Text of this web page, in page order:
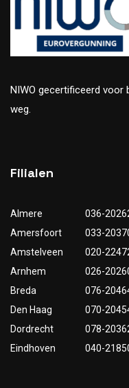
NIWO gecertificeerd voor
weg.
Filialen
Almere
036-
Amersfoort
033-
Amstelveen
020-
Arnhem
026-
Breda
076-
Den Haag
070-
Dordrecht
078-
Eindhoven
040-